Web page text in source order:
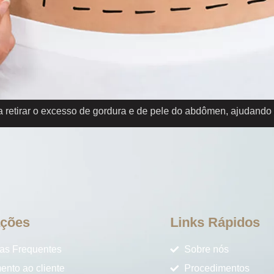
o excesso de gordura e de pele do abdômen,
Frequentes
ao cliente
Links Rápidos
Sobre nós
Procedimentos